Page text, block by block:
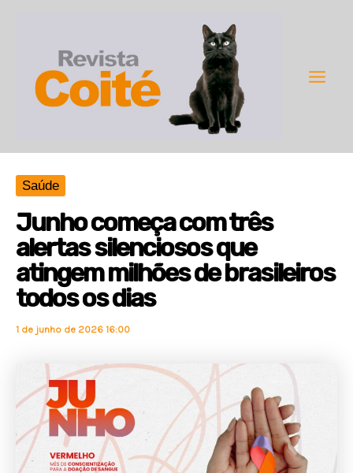
conteúdo
Saúde
Junho começa com três
alertas silenciosos que
atingem milhões de brasileiros
todos os dias
1 de junho de 2026 16:00